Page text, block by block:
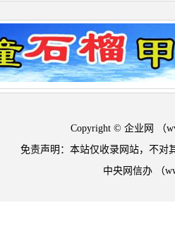
Copyright © 企业网 （
免责声明：本站仅收录网站，不对
中央网信办 （